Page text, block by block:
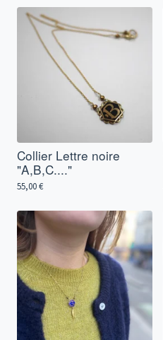
Collier Lettre noire
"A,B,C...."
55,00€